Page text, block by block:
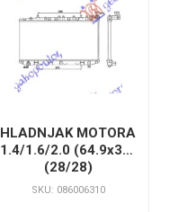
HLADNJAK MOTORA
1.4/1.6/2.0 (64.9x32)
(28/28)
SKU: 086006310